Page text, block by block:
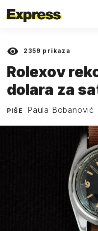
2359 prikaza
Rolexov
dolara za
PIŠE Paula Bobanović